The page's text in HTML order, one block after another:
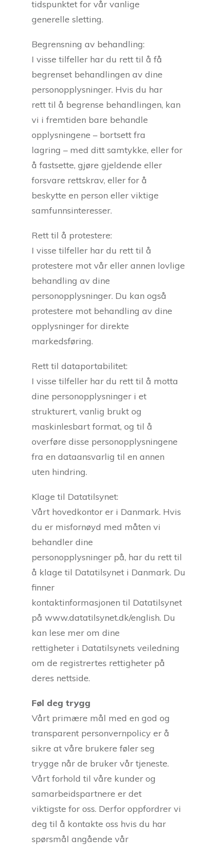
tidspunktet for vår vanlige
generelle sletting.
Begrensning av behandling:
I visse tilfeller har du rett til å få
begrenset behandlingen av dine
personopplysninger. Hvis du har
rett til å begrense behandlingen, kan
vi i fremtiden bare behandle
opplysningene – bortsett fra
lagring – med ditt samtykke, eller for
å fastsette, gjøre gjeldende eller
forsvare rettskrav, eller for å
beskytte en person eller viktige
samfunnsinteresser.
Rett til å protestere:
I visse tilfeller har du rett til å
protestere mot vår eller annen lovlige
behandling av dine
personopplysninger. Du kan også
protestere mot behandling av dine
opplysninger for direkte
markedsføring.
Rett til dataportabilitet:
I visse tilfeller har du rett til å motta
dine personopplysninger i et
strukturert, vanlig brukt og
maskinlesbart format, og til å
overføre disse personopplysningene
fra en dataansvarlig til en annen
uten hindring.
Klage til Datatilsynet:
Vårt hovedkontor er i Danmark. Hvis
du er misfornøyd med måten vi
behandler dine
personopplysninger på, har du rett til
å klage til Datatilsynet i Danmark. Du
finner
kontaktinformasjonen til Datatilsynet
på www.datatilsynet.dk/english. Du
kan lese mer om dine
rettigheter i Datatilsynets veiledning
om de registrertes rettigheter på
deres nettside.
Føl deg trygg
Vårt primære mål med en god og
transparent personvernpolicy er å
sikre at våre brukere føler seg
trygge når de bruker vår tjeneste.
Vårt forhold til våre kunder og
samarbeidspartnere er det
viktigste for oss. Derfor oppfordrer vi
deg til å kontakte oss hvis du har
spørsmål angående vår